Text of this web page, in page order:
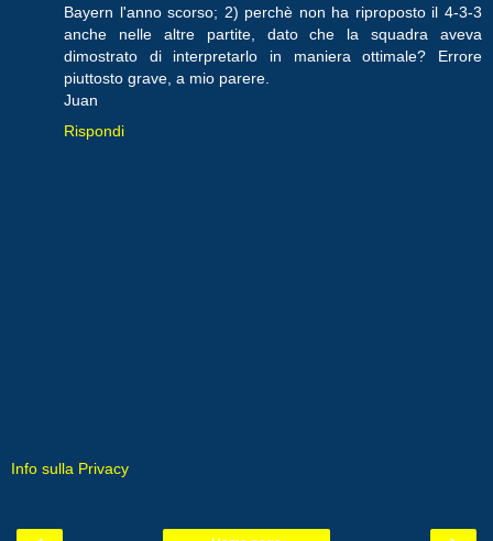
Bayern l'anno scorso; 2) perchè non ha riproposto il 4-3-3
anche nelle altre partite, dato che la squadra aveva
dimostrato di interpretarlo in maniera ottimale? Errore
piuttosto grave, a mio parere.
Juan
Rispondi
Info sulla Privacy